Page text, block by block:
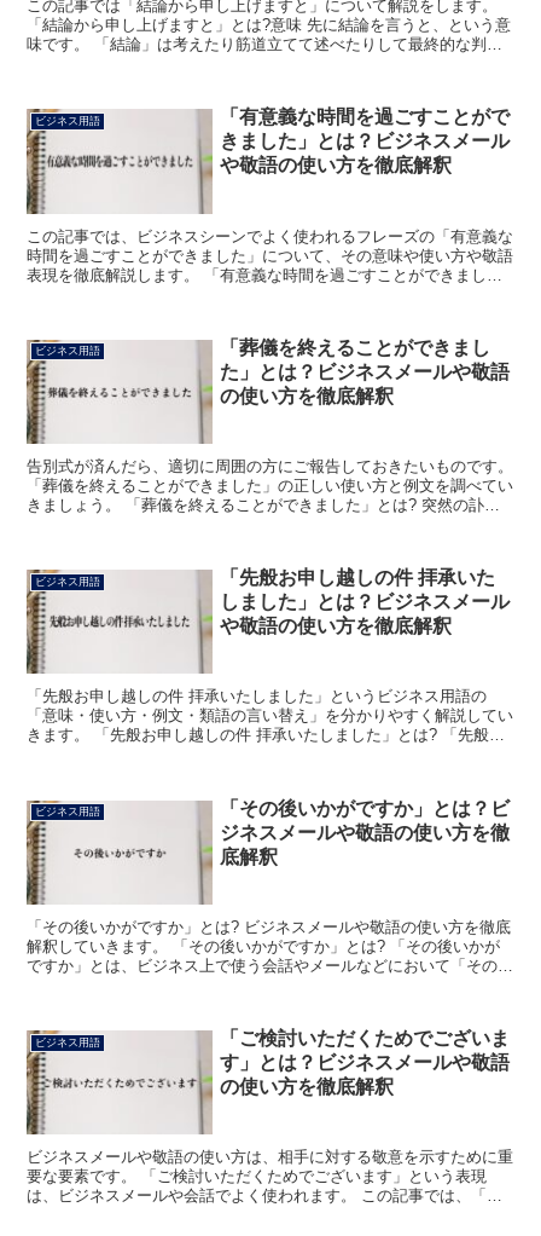
この記事では「結論から申し上げますと」について解説をします。
「結論から申し上げますと」とは?意味 先に結論を言うと、という意
味です。 「結論」は考えたり筋道立てて述べたりして最終的な判断
ビジネス用語
「有意義な時間を過ごすことがで
きました」とは？ビジネスメール
や敬語の使い方を徹底解釈
この記事では、ビジネスシーンでよく使われるフレーズの「有意義な
時間を過ごすことができました」について、その意味や使い方や敬語
表現を徹底解説します。 「有意義な時間を過ごすことができまし
ビジネス用語
「葬儀を終えることができまし
た」とは？ビジネスメールや敬語
の使い方を徹底解釈
告別式が済んだら、適切に周囲の方にご報告しておきたいものです。
「葬儀を終えることができました」の正しい使い方と例文を調べてい
きましょう。 「葬儀を終えることができました」とは? 突然の訃報
ビジネス用語
「先般お申し越しの件 拝承いた
しました」とは？ビジネスメール
や敬語の使い方を徹底解釈
「先般お申し越しの件 拝承いたしました」というビジネス用語の
「意味・使い方・例文・類語の言い替え」を分かりやすく解説してい
きます。 「先般お申し越しの件 拝承いたしました」とは? 「先般お
ビジネス用語
「その後いかがですか」とは？ビ
ジネスメールや敬語の使い方を徹
底解釈
「その後いかがですか」とは? ビジネスメールや敬語の使い方を徹底
解釈していきます。 「その後いかがですか」とは? 「その後いかが
ですか」とは、ビジネス上で使う会話やメールなどにおいて「その後
ビジネス用語
「ご検討いただくためでございま
す」とは？ビジネスメールや敬語
の使い方を徹底解釈
ビジネスメールや敬語の使い方は、相手に対する敬意を示すために重
要な要素です。 「ご検討いただくためでございます」という表現
は、ビジネスメールや会話でよく使われます。 この記事では、「ご